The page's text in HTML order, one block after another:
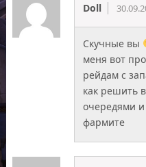
Doll
Скучные вы
меня вот
рейдам с
как решить
очередями
фармите